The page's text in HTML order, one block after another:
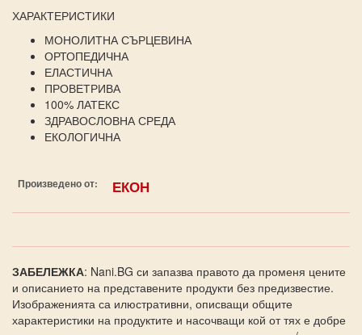
ХАРАКТЕРИСТИКИ
МОНОЛИТНА СЪРЦЕВИНА
ОРТОПЕДИЧНА
ЕЛАСТИЧНА
ПРОВЕТРИВА
100% ЛАТЕКС
ЗДРАВОСЛОВНА СРЕДА
ЕКОЛОГИЧНА
Произведено от: ЕКОН
ЗАБЕЛЕЖКА: Nani.BG си запазва правото да променя цените
и описанието на представените продукти без предизвестие.
Изображенията са илюстративни, описващи общите
характеристики на продуктите и насочващи кой от тях е добре